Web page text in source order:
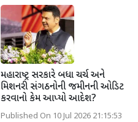
મહારાષ્ટ્ર સરકારે બધા ચર્ચ અને
મિશનરી સંગઠનોની જમીનની ઓડિટ
કરવાનો કેમ આપ્યો આદેશ?
Published On 10 Jul 2026 21:15:53